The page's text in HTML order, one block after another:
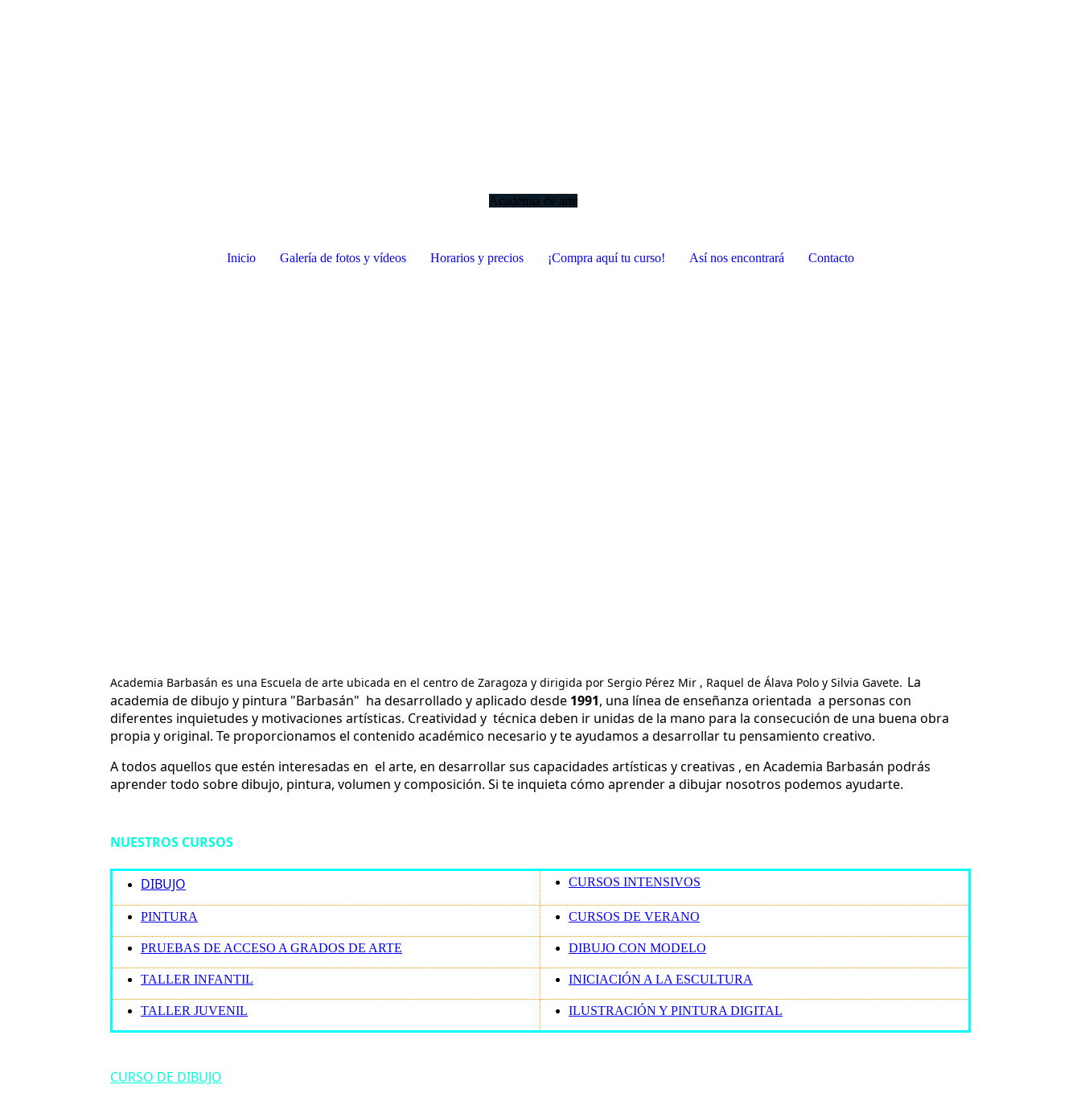
Academia de arte
Inicio Galería de fotos y vídeos Horarios y precios ¡Compra aquí tu curso! Así nos encontrará Contacto
Academia Barbasán es una Escuela de arte ubicada en el centro de Zaragoza y dirigida por Sergio Pérez Mir , Raquel de Álava Polo y Silvia Gavete. La
academia de dibujo y pintura "Barbasán" ha desarrollado y aplicado desde 1991, una línea de enseñanza orientada a personas con
diferentes inquietudes y motivaciones artísticas. Creatividad y técnica deben ir unidas de la mano para la consecución de una buena obra
propia y original. Te proporcionamos el contenido académico necesario y te ayudamos a desarrollar tu pensamiento creativo.
A todos aquellos que estén interesadas en el arte, en desarrollar sus capacidades artísticas y creativas , en Academia Barbasán podrás
aprender todo sobre dibujo, pintura, volumen y composición. Si te inquieta cómo aprender a dibujar nosotros podemos ayudarte.
NUESTROS CURSOS
DIBUJO CURSOS INTENSIVOS
PINTURA CURSOS DE VERANO
PRUEBAS DE ACCESO A GRADOS DE ARTE DIBUJO CON MODELO
TALLER INFANTIL INICIACIÓN A LA ESCULTURA
TALLER JUVENIL ILUSTRACIÓN Y PINTURA DIGITAL
CURSO DE DIBUJO